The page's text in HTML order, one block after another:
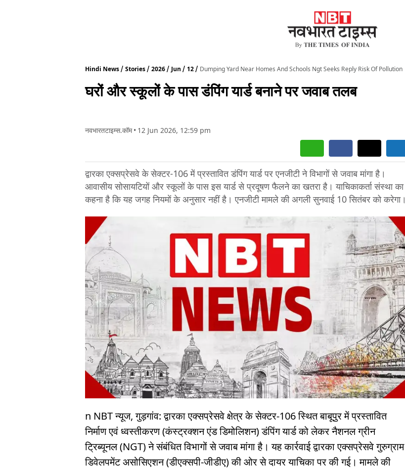
Hindi News Stories 2026 Jun 12 Dumping Yard Near Homes And Schools Ngt Seeks Reply Risk Of Pollution
घरों और स्कूलों के पास डंपिंग यार्ड बनाने पर जवाब तलब
नवभारतटाइम्स.कॉम • 12 Jun 2026, 12:59 pm
द्वारका एक्सप्रेसवे के सेक्टर-106 में प्रस्तावित डंपिंग यार्ड पर एनजीटी ने विभागों से जवाब मांगा है।
आवासीय सोसायटियों और स्कूलों के पास इस यार्ड से प्रदूषण फैलने का खतरा है। याचिकाकर्ता संस्था का
कहना है कि यह जगह नियमों के अनुसार नहीं है। एनजीटी मामले की अगली सुनवाई 10 सितंबर को करेगा।
n NBT न्यूज, गुड़गांव: द्वारका एक्सप्रेसवे क्षेत्र के सेक्टर-106 स्थित बाबूपुर में प्रस्तावित
निर्माण एवं ध्वस्तीकरण (कंस्ट्रक्शन एंड डिमोलिशन) डंपिंग यार्ड को लेकर नैशनल ग्रीन
ट्रिब्यूनल (NGT) ने संबंधित विभागों से जवाब मांगा है। यह कार्रवाई द्वारका एक्सप्रेसवे गुरुग्राम
डिवेलपमेंट असोसिएशन (डीएक्सपी-जीडीए) की ओर से दायर याचिका पर की गई। मामले की